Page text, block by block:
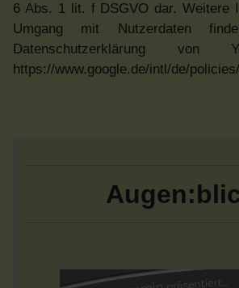
6 Abs. 1 lit. f DSGVO dar. Weitere
Umgang mit Nutzerdaten
Datenschutzerklärung von
https://www.google.de/intl/de/